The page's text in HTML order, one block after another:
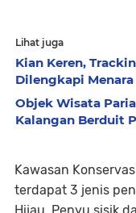
Lihat juga
Kian Keren,
Dilengkapi
Objek Wisata
Kalangan Berduit
Kawasan
terdapat 3 jenis
Hijau, Penyu sisik